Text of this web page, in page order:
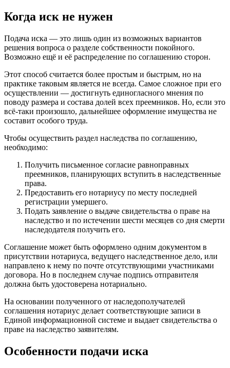
Когда иск не нужен
Подача иска — это лишь один из возможных вариантов
решения вопроса о разделе собственности покойного.
Возможно ещё и её распределение по соглашению сторон.
Этот способ считается более простым и быстрым, но на
практике таковым является не всегда. Самое сложное при его
осуществлении — достигнуть единогласного мнения по
поводу размера и состава долей всех преемников. Но, если это
всё-таки произошло, дальнейшее оформление имущества не
составит особого труда.
Чтобы осуществить раздел наследства по соглашению,
необходимо:
Получить письменное согласие равноправных
преемников, планирующих вступить в наследственные
права.
Предоставить его нотариусу по месту последней
регистрации умершего.
Подать заявление о выдаче свидетельства о праве на
наследство и по истечении шести месяцев со дня смерти
наследодателя получить его.
Соглашение может быть оформлено одним документом в
присутствии нотариуса, ведущего наследственное дело, или
направлено к нему по почте отсутствующими участниками
договора. Но в последнем случае подпись отправителя
должна быть удостоверена нотариально.
На основании полученного от наследополучателей
соглашения нотариус делает соответствующие записи в
Единой информационной системе и выдает свидетельства о
праве на наследство заявителям.
Особенности подачи иска